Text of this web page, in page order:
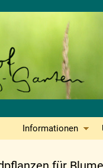
Informationen